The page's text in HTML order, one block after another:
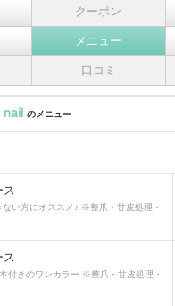
クーポン
メニュー
口コミ
nail のメニュー
ス
い方にオススメ♪ ※整爪・甘皮処理・
ス
付きのワンカラー ※整爪・甘皮処理・